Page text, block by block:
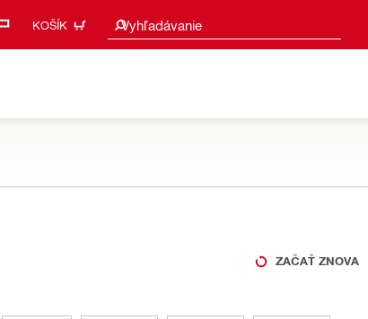
KOŠÍK Vyhľadávanie
Vyhľadať návrhy
ZAČAŤ ZNOVA